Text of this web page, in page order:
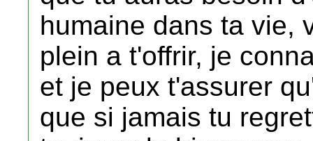
humaine dans ta vie,
plein a t'offrir, je
et je peux t'assurer
que si jamais tu